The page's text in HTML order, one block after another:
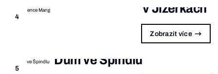
4
v Jizerkách
Zobrazit více
5
Dům ve Špindlu